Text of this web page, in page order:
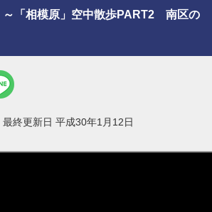
「相模原」空中散歩PART2 南区の
終更新日 平成30年1月12日